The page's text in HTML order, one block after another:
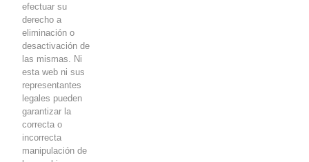
efectuar su
derecho a
eliminación o
desactivación de
las mismas. Ni
esta web ni sus
representantes
legales pueden
garantizar la
correcta o
incorrecta
manipulación de